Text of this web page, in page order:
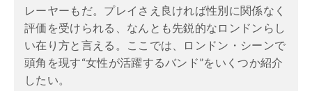
レーヤーもだ。プレイさえ良ければ性別に関係なく
評価を受けられる、なんとも先鋭的なロンドンらし
い在り方と言える。ここでは、ロンドン・シーンで
頭角を現す“女性が活躍するバンド”をいくつか紹介
したい。